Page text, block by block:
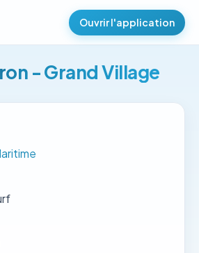
Ouvrir l'application
- Grand Village